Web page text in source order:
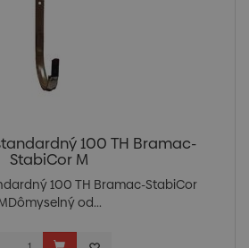
100 TH Bramac-
StabiCor M
100 TH Bramac-StabiCor
od...